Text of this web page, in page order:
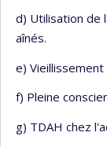
d) Utilisation de
aînés.
e) Vieillissement
f) Pleine
g) TDAH chez